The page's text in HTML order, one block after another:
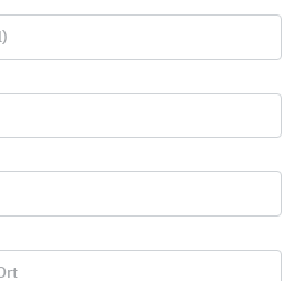
und zu jeder Zeit.